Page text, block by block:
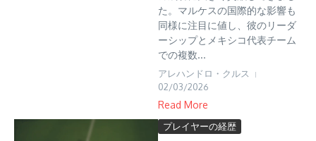
た。マルケスの国際的な影響も
同様に注目に値し、彼のリーダ
ーシップとメキシコ代表チーム
での複数...
アレハンドロ・クルス
02/03/2026
Read More
プレイヤーの経歴